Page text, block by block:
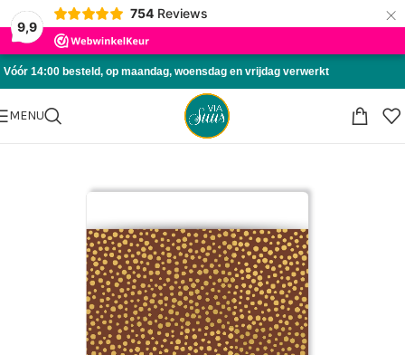
9,9
754 Reviews ×
Skip to navigation
Skip to main content
Vóór 14:00 besteld, op maandag, woensdag en vrijdag verwerkt
MENU